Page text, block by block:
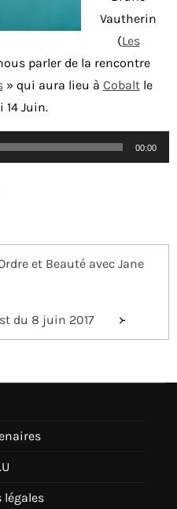
Vautherin
(Les
parler de la rencontre
» qui aura lieu à Cobaltle
14 Juin.
00:00
et Beauté avec Jane
du 8 juin 2017